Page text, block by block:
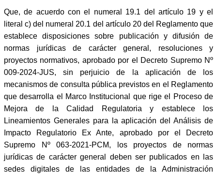
Que, de acuerdo con el numeral 19.1 del artículo 19 y el
literal c) del numeral 20.1 del artículo 20 del Reglamento que
establece disposiciones sobre publicación y difusión de
normas jurídicas de carácter general, resoluciones y
proyectos normativos, aprobado por el Decreto Supremo Nº
009-2024-JUS, sin perjuicio de la aplicación de los
mecanismos de consulta pública previstos en el Reglamento
que desarrolla el Marco Institucional que rige el Proceso de
Mejora de la Calidad Regulatoria y establece los
Lineamientos Generales para la aplicación del Análisis de
Impacto Regulatorio Ex Ante, aprobado por el Decreto
Supremo Nº 063-2021-PCM, los proyectos de normas
jurídicas de carácter general deben ser publicados en las
sedes digitales de las entidades de la Administración